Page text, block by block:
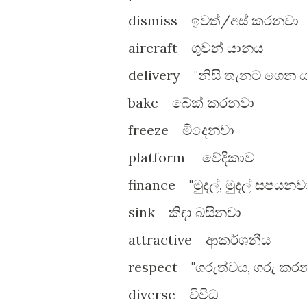
dismiss ඉවත්/අස් කරනවා
aircraft ගුවන් යානය
delivery "නිසි තැනට ගෙන
bake බේක් කරනවා
freeze මිදෙනවා
platform වේදිකාව
finance "මුදල්, මුදල්
sink කිඳා බසිනවා
attractive ආකර්ශනීය
respect "ගරුත්වය, ගරු
diverse විවිධ